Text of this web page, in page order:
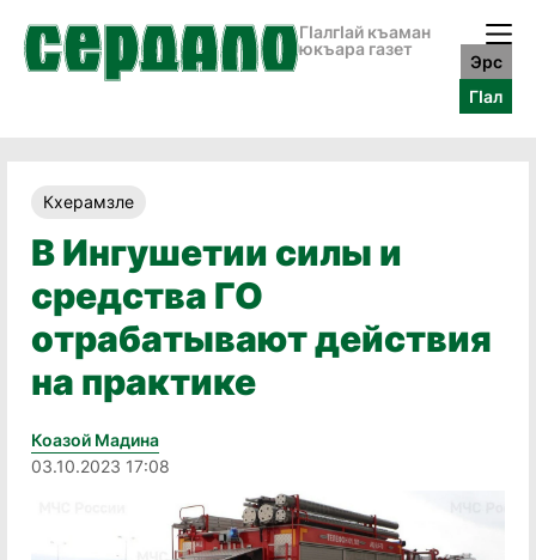
ГӀалгӀай къаман
юкъара газет
Эрс
ГӀал
Кхерамзле
В Ингушетии силы и
средства ГО
отрабатывают действия
на практике
Коазой Мадина
03.10.2023 17:08